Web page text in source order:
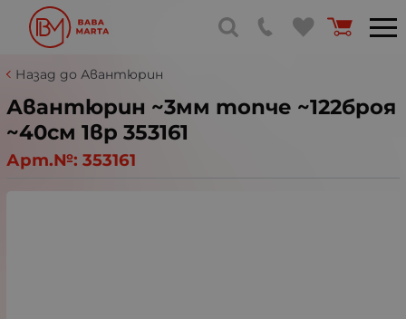
Назад до Авантюрин
Авантюрин ~3мм топче ~122броя
~40см 1вр 353161
Арт.№: 353161